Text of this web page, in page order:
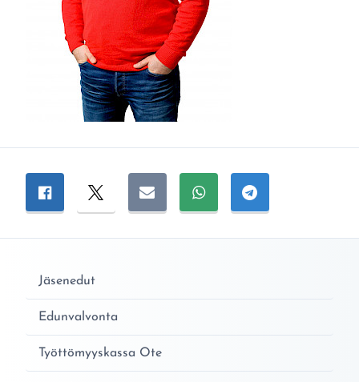
Jaa sivu
Jaa Facebookissa
Jaa TwitterissäJaa sähköpostitse
Jaa WhatsAppissa
Jaa
Jäsenedut
Edunvalvonta
Työttömyyskassa Ote